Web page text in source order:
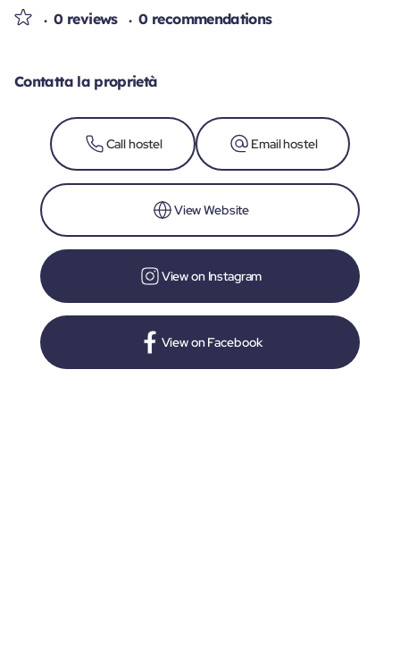
0 reviews 0 recommendations
Contatta la proprietà
Call hostel Email hostel
View Website
View on Instagram
View on Facebook